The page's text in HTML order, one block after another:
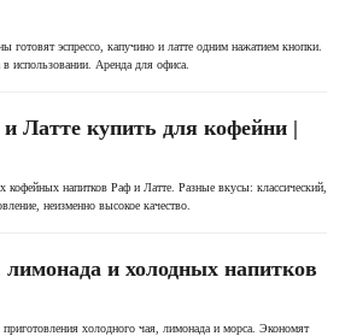
готовят эспрессо, капучино и латте одним нажатием кнопки.
использовании. Аренда для офиса.
Латте купить для кофейни |
напитков Раф и Латте. Разные вкусы: классический,
неизменно высокое качество.
и холодных напитков
холодного чая, лимонада и морса. Экономят